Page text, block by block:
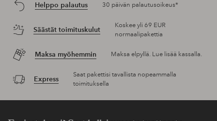
Helppo palautus 30 päivän palautusoikeus*
Säästät toimituskulut
Koskee yli 69 EUR
normaalipakettia
Maksa myöhemmin Maksa elpyllä. Lue lisää kassalla.
Express
Saat pakettisi tavallista nopeammalla
toimituksella